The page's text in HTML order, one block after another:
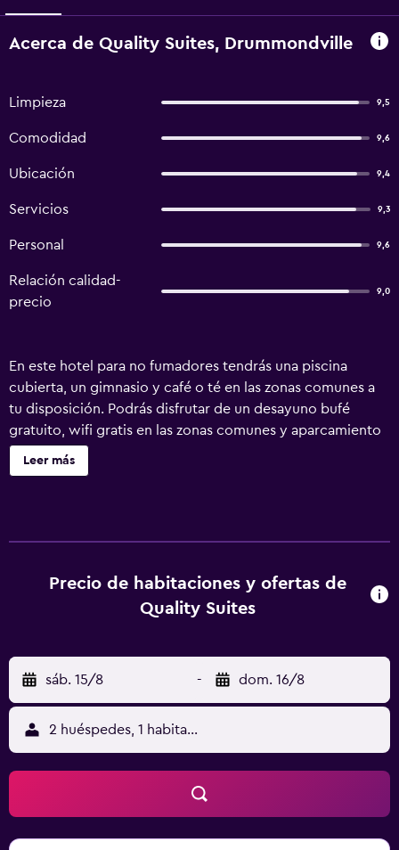
Acerca de Quality Suites, Drummondville
Limpieza 9,5
Comodidad 9,6
Ubicación 9,4
Servicios 9,3
Personal 9,6
Relación calidad-
precio
9,0
En este hotel para no fumadores tendrás una piscina
cubierta, un gimnasio y café o té en las zonas comunes a
tu disposición. Podrás disfrutar de un desayuno bufé
gratuito, wifi gratis en las zonas comunes y aparcamiento
gratuito. Otras instalaciones incluyen una zona para
conferencias, servicio de tintorería y lavandería. Se ofrece
pantalla plana de 55 pulgadas con canales por satélite.
Este hotel en Drummondville ofrece acceso a Internet wifi
se ofrecen llamadas locales gratuitas (pueden existir
restricciones). Las habitaciones también incluyen tabla de
planchar con plancha y artículos de higiene personal
gratuitos. Es posible solicitar cambio de toallas y cambio
de sábanas. Se ofrece servicio de limpieza a petición. Los
servicios de ocio y esparcimiento en este hotel incluyen
una piscina cubierta y gimnasio. Se pueden practicar las
actividades de ocio y esparcimiento que se indican más
abajo en las instalaciones o cerca del alojamiento (es
Leer más
Precio de habitaciones y ofertas de
Quality Suites
sáb. 15/8 - dom. 16/8
2 huéspedes, 1 habitación